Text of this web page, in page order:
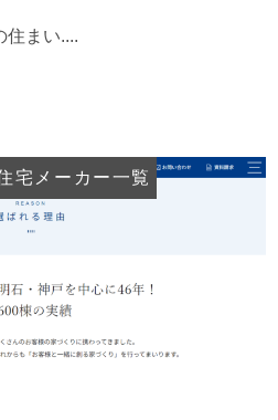
住まい....
宅メーカー一覧